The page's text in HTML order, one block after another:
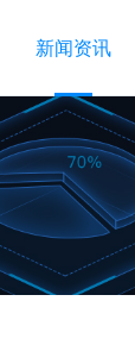
新闻资讯